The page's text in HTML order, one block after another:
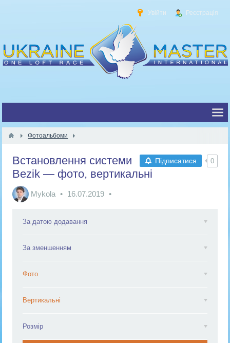
Увійти Реєстрація
Фотоальбоми
Підписатися 0
Встановлення системи
Bezik — фото, вертикальні
Mykola 16.07.2019
За датою додавання
За зменшенням
Фото
Вертикальні
Розмір